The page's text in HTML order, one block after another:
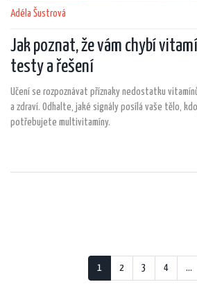
Adéla Šustrová
Jak poznat, že vám chybí
testy a řešení
Učení se rozpoznávat příznaky nedostatku
a zdraví. Odhalte, jaké signály posílá vaše tělo,
potřebujete multivitamíny.
1 2 3 4 …